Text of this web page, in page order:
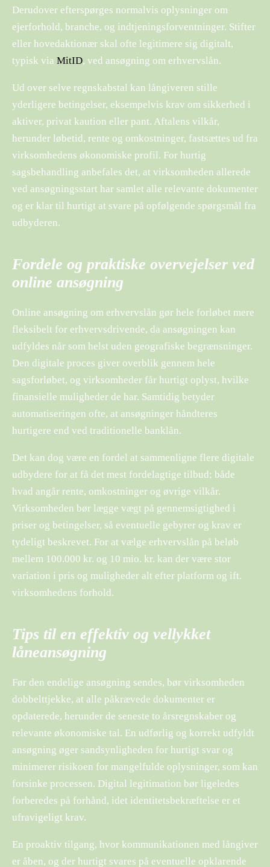
Derudover efterspørges normalvis oplysninger om
ejerforhold, branche, og indtjeningsforventninger. Stifter
eller hovedaktionær skal ofte legitimere sig digitalt,
typisk via MitID, ved ansøgning om erhvervslån.
Ud over selve regnskabstal kan långiveren stille
yderligere betingelser, eksempelvis krav om sikkerhed i
aktiver, privat kaution eller pant. Aftalens vilkår,
herunder løbetid, rente og omkostninger, fastsættes ud fra
virksomhedens økonomiske profil. For hurtig
sagsbehandling anbefales det, at virksomheden allerede
ved ansøgningsstart har samlet alle relevante dokumenter
og er klar til hurtigt at svare på opfølgende spørgsmål fra
udbyderen.
Fordele og praktiske overvejelser ved
online ansøgning
Online ansøgning om erhvervslån gør hele forløbet mere
fleksibelt for erhvervsdrivende, da ansøgningen kan
udfyldes når som helst uden geografiske begrænsninger.
Den digitale proces giver overblik gennem hele
sagsforløbet, og virksomheder får hurtigt oplyst, hvilke
finansielle muligheder de har. Samtidig betyder
automatiseringen ofte, at ansøgninger håndteres
hurtigere end ved traditionelle banklån.
Det kan dog være en fordel at sammenligne flere digitale
udbydere for at få det mest fordelagtige tilbud; både
hvad angår rente, omkostninger og øvrige vilkår.
Virksomheden bør lægge vægt på gennemsigtighed i
priser og betingelser, så eventuelle gebyrer og krav er
tydeligt beskrevet. For at vælge erhvervslån på beløb
mellem 100.000 kr. og 10 mio. kr. kan der være stor
variation i pris og muligheder alt efter platform og ift.
virksomhedens forhold.
Tips til en effektiv og vellykket
låneansøgning
Før den endelige ansøgning sendes, bør virksomheden
dobbelttjekke, at alle påkrævede dokumenter er
opdaterede, herunder de seneste to årsregnskaber og
relevante økonomiske tal. En udførlig og korrekt udfyldt
ansøgning øger sandsynligheden for hurtigt svar og
minimerer risikoen for mangelfulde oplysninger, som kan
forsinke processen. Digital legitimation bør ligeledes
forberedes på forhånd, idet identitetsbekræftelse er et
ufravigeligt krav.
En proaktiv tilgang, hvor kommunikationen med långiver
er åben, og der hurtigt svares på eventuelle opklarende